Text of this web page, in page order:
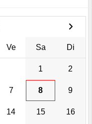
Ve Sa Di
1 2
7 8 9
14 15 16